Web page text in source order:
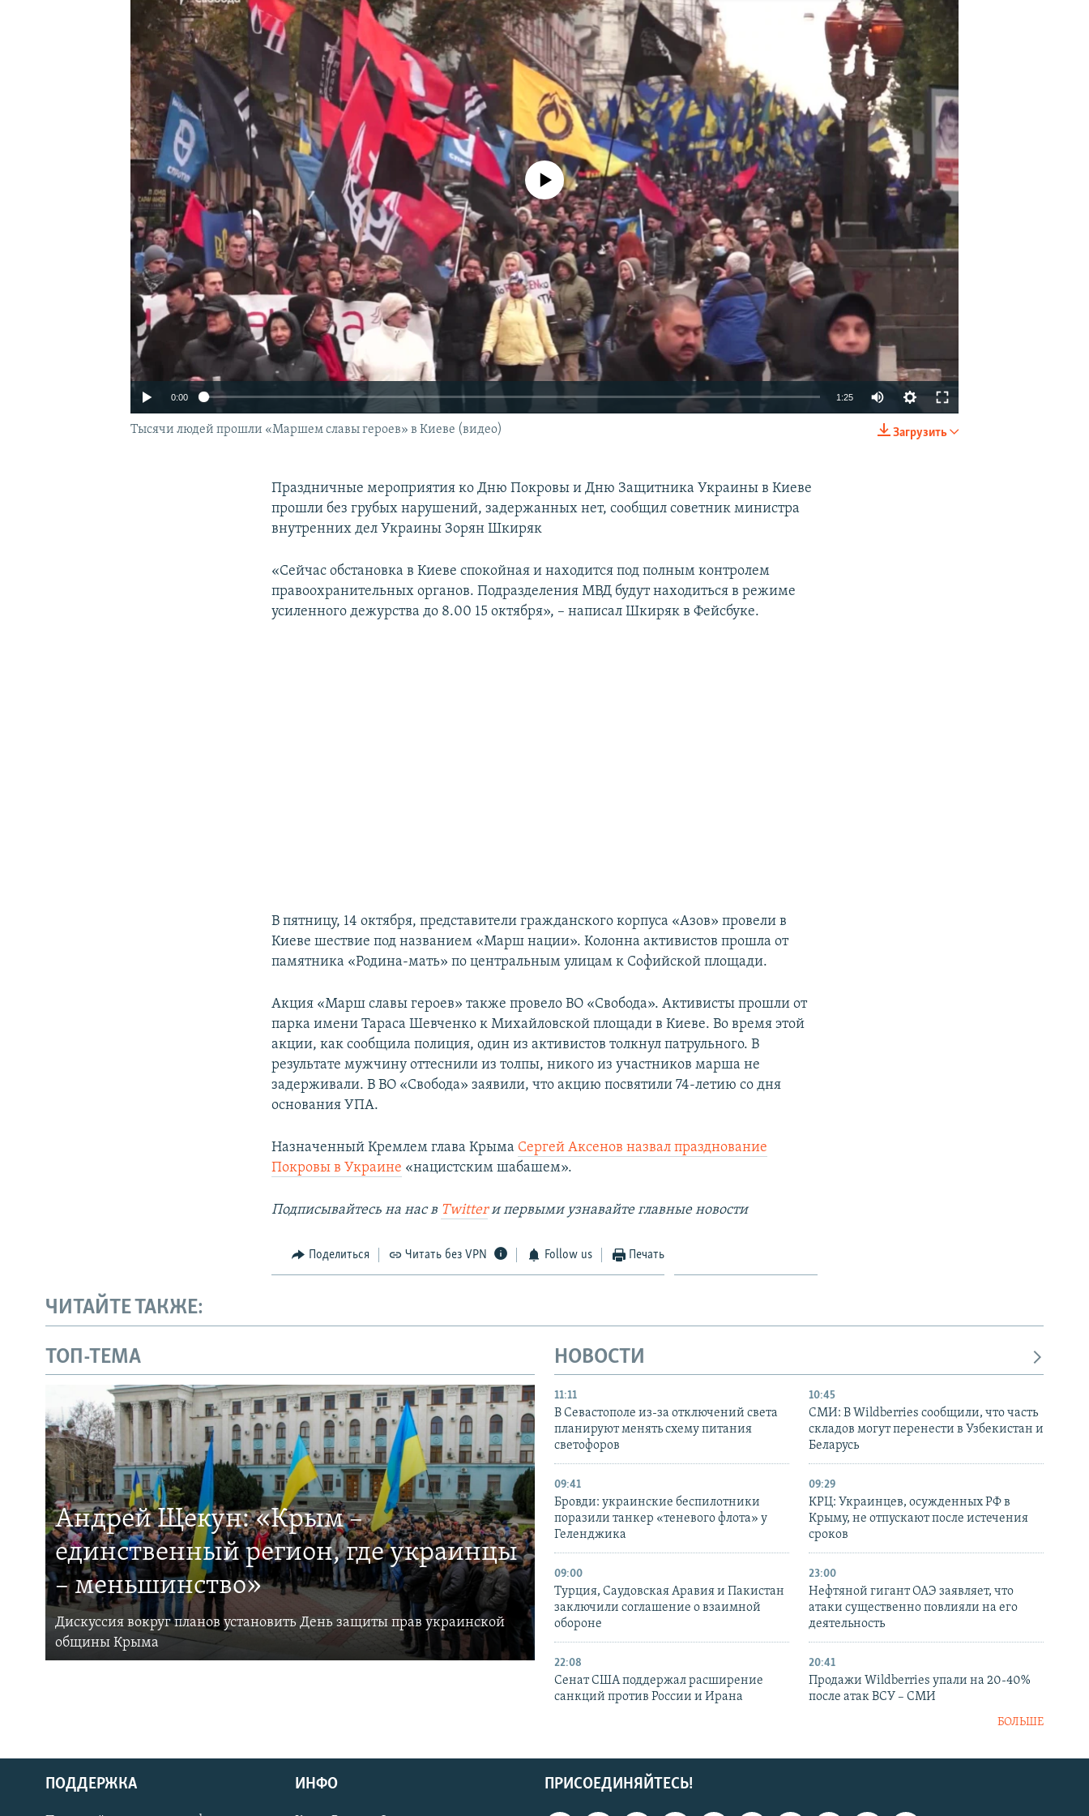
УКРАИНСКАЯ ПРОБЛЕМА КРЫМА
SHARE
No media source currently available
0:00 1:25
Загрузить
Тысячи людей прошли «Маршем славы героев» в Киеве (видео)
Праздничные мероприятия ко Дню Покровы и Дню Защитника Украины в Киеве
прошли без грубых нарушений, задержанных нет, сообщил советник министра
внутренних дел Украины Зорян Шкиряк
«Сейчас обстановка в Киеве спокойная и находится под полным контролем
правоохранительных органов. Подразделения МВД будут находиться в режиме
усиленного дежурства до 8.00 15 октября», – написал Шкиряк в Фейсбуке.
В пятницу, 14 октября, представители гражданского корпуса «Азов» провели в
Киеве шествие под названием «Марш нации». Колонна активистов прошла от
памятника «Родина-мать» по центральным улицам к Софийской площади.
Акция «Марш славы героев» также провело ВО «Свобода». Активисты прошли от
парка имени Тараса Шевченко к Михайловской площади в Киеве. Во время этой
акции, как сообщила полиция, один из активистов толкнул патрульного. В
результате мужчину оттеснили из толпы, никого из участников марша не
задерживали. В ВО «Свобода» заявили, что акцию посвятили 74-летию со дня
основания УПА.
Назначенный Кремлем глава Крыма Сергей Аксенов назвал празднование
Покровы в Украине «нацистским шабашем».
Подписывайтесь на наc в Twitterи первыми узнавайте главные новости
Поделиться Читать без VPN Follow us Печать
ЧИТАЙТЕ ТАКЖЕ:
ТОП-ТЕМА
Андрей Щекун: «Крым –
единственный регион, где украинцы
– меньшинство»
Дискуссия вокруг планов установить День защиты прав украинской
общины Крыма
НОВОСТИ
11:11
В Севастополе из-за отключений света
планируют менять схему питания
светофоров
10:45
СМИ: В Wildberries сообщили, что часть
складов могут перенести в Узбекистан и
Беларусь
09:41
Бровди: украинские беспилотники
поразили танкер «теневого флота» у
Геленджика
09:29
КРЦ: Украинцев, осужденных РФ в
Крыму, не отпускают после истечения
сроков
09:00
Турция, Саудовская Аравия и Пакистан
заключили соглашение о взаимной
обороне
23:00
Нефтяной гигант ОАЭ заявляет, что
атаки существенно повлияли на его
деятельность
22:08
Сенат США поддержал расширение
санкций против России и Ирана
20:41
Продажи Wildberries упали на 20-40%
после атак ВСУ – СМИ
БОЛЬШЕ
ПРИСОЕДИНЯЙТЕСЬ!
ПОДДЕРЖКА ИНФО